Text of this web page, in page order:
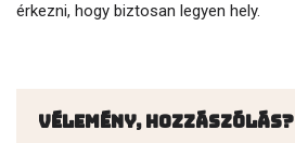
érkezni, hogy biztosan legyen hely.
Vélemény, hozzászólás?